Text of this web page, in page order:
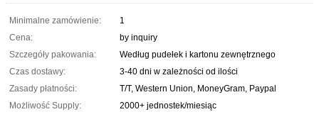
Minimalne zamówienie:
1
Cena:
by inquiry
Szczegóły pakowania:
Według pudełek i kartonu zewnętrznego
Czas dostawy:
3-40 dni w zależności od ilości
Zasady płatności:
T/T, Western Union, MoneyGram, Paypal
Możliwość Supply:
2000+ jednostek/miesiąc